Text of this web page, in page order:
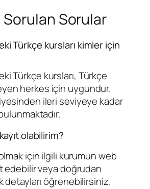
Sorulan Sorular
Türkçe kursları kimler için
Türkçe kursları, Türkçe
herkes için uygundur.
ileri seviyeye kadar
olabilirim?
için ilgili kurumun web
edebilir veya doğrudan
detayları öğrenebilirsiniz.